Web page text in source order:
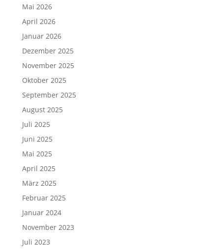
Mai 2026
April 2026
Januar 2026
Dezember 2025
November 2025
Oktober 2025
September 2025
August 2025
Juli 2025
Juni 2025
Mai 2025
April 2025
März 2025
Februar 2025
Januar 2024
November 2023
Juli 2023